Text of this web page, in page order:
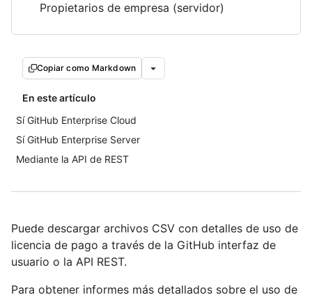
Propietarios de empresa (servidor)
Copiar como Markdown
En este artículo
Sí GitHub Enterprise Cloud
Sí GitHub Enterprise Server
Mediante la API de REST
Puede descargar archivos CSV con detalles de uso de
licencia de pago a través de la GitHub interfaz de
usuario o la API REST.
Para obtener informes más detallados sobre el uso de